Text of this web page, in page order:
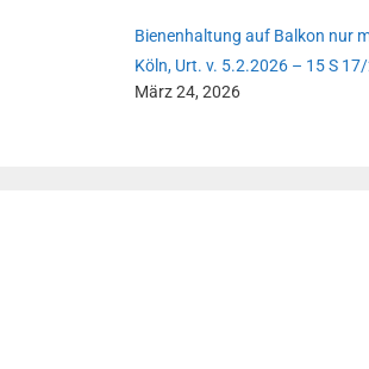
Bienenhaltung auf Balkon nur
Köln, Urt. v. 5.2.2026 – 15 S
März 24, 2026